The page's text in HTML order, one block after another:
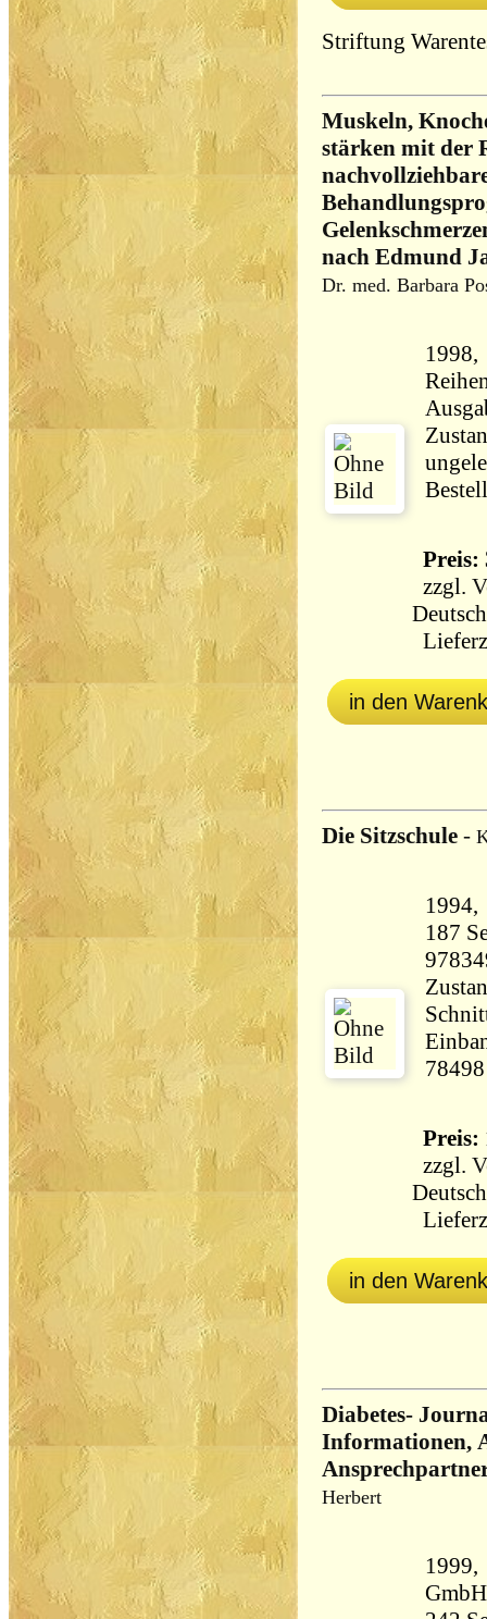
Striftung
Muskeln,
stärken mit der
nach Edmund
Dr. med. Barbara
1998,
Preis:
zzgl.
in den
Die Sitzschule -
187 Seiten
78498
Preis:
zzgl.
in den
Diabetes-
Informationen,
Herbert